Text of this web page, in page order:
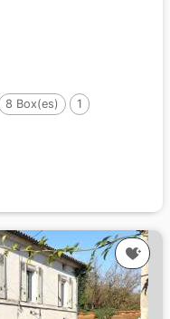
8 Box(es)
1